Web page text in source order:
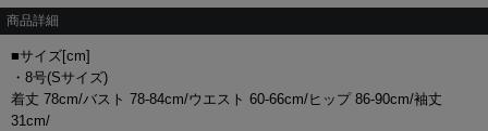
商品詳細
■サイズ[cm]
・8号(Sサイズ)
着丈 78cm/バスト 78-84cm/ウエスト 60-66cm/ヒップ 86-90cm/袖丈
31cm/